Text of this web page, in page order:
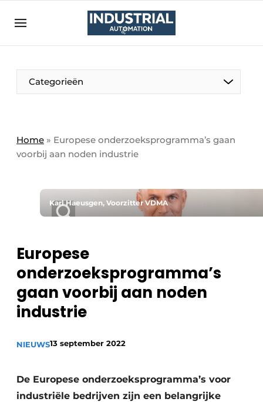
Aanmelden
Bedrijven
Bedrijven
Direct contact
Eigen content aanleveren
Meest gelezen
Podcasts
Privacy / Cookie statement
Vacature aanmelden
Vacatures
Categorieën
Home » Europese onderzoeksprogramma’s gaan
voorbij aan noden industrie
Karl Haeusgen, Voorzitter VDMA
Europese
onderzoeksprogramma’s
gaan voorbij aan noden
industrie
NIEUWS13 september 2022
De Europese onderzoeksprogramma’s voor
industriële bedrijven zijn een belangrijke